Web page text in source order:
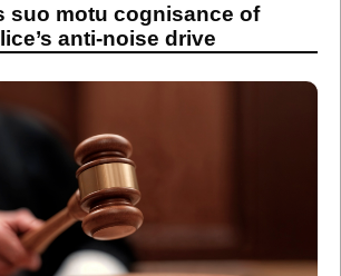
suo motu cognisance of
anti-noise drive